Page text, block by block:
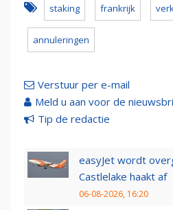
staking frankrijk
annuleringen
Verstuur per e-mail
Meld u aan voor de
Tip de redactie
easyJet wordt
Castlelake haakt af
06-08-2026, 16:20